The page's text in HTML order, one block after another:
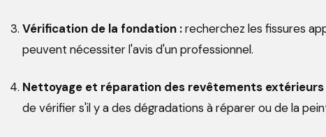
Vérification de la fondation :recherchez les fissures
peuvent nécessiter l'avis d'un professionnel.
Nettoyage et réparation des revêtements extérieurs
de vérifier s'il y a des dégradations à réparer ou de la